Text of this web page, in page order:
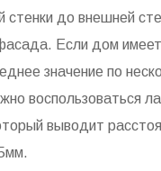
стенки до внешней
Если дом
значение по
воспользоваться
выводит